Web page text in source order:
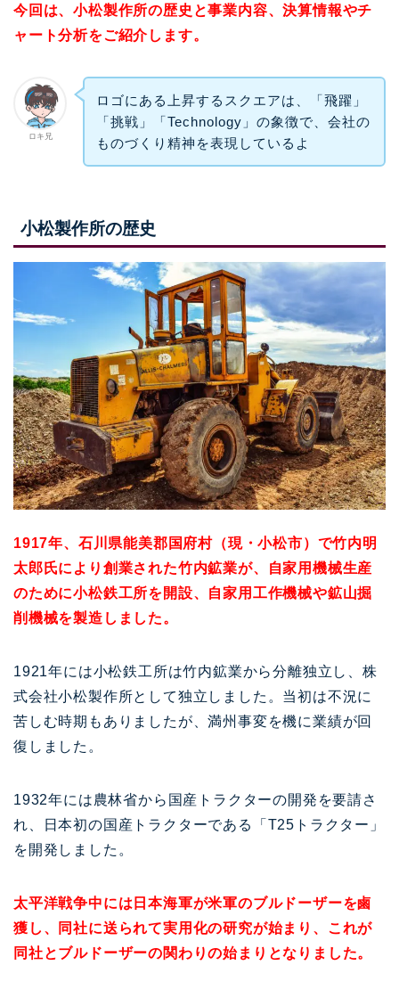
今回は、小松製作所の歴史と事業内容、決算情報やチ
ャート分析をご紹介します。
ロキ兄
ロゴにある上昇するスクエアは、「飛躍」
「挑戦」「Technology」の象徴で、会社の
ものづくり精神を表現しているよ
小松製作所の歴史
1917年、石川県能美郡国府村（現・小松市）で竹内明
太郎氏により創業された竹内鉱業が、自家用機械生産
のために小松鉄工所を開設、自家用工作機械や鉱山掘
削機械を製造しました。
1921年には小松鉄工所は竹内鉱業から分離独立し、株
式会社小松製作所として独立しました。当初は不況に
苦しむ時期もありましたが、満州事変を機に業績が回
復しました。
1932年には農林省から国産トラクターの開発を要請さ
れ、日本初の国産トラクターである「T25トラクター」
を開発しました。
太平洋戦争中には日本海軍が米軍のブルドーザーを鹵
獲し、同社に送られて実用化の研究が始まり、これが
同社とブルドーザーの関わりの始まりとなりました。